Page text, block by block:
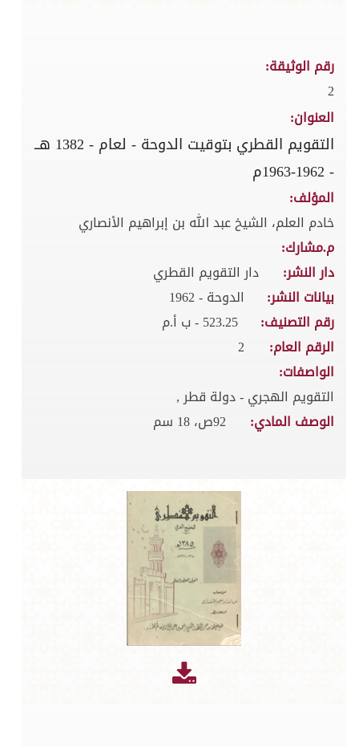
رقم الوثيقة:
2
العنوان:
التقويم القطري بتوقيت الدوحة - لعام - 1382 هــ
- 1962-1963م
المؤلف:
خادم العلم، الشيخ عبد الله بن إبراهيم الأنصاري
م.مشارك:
دار النشر:
دار التقويم القطري
بيانات النشر:
الدوحة - 1962
رقم التصنيف:
523.25 - ب أ.م
الرقم العام:
2
الواصفات:
التقويم الهجري - دولة قطر ,
الوصف المادي:
92ص، 18 سم